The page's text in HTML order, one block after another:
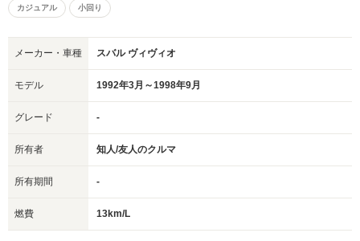
カジュアル 小回り
メーカー・車種 スバル ヴィヴィオ
モデル 1992年3月～1998年9月
グレード -
所有者 知人/友人のクルマ
所有期間 -
燃費 13km/L